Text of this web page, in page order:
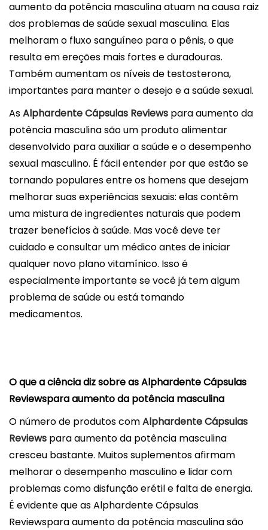
aumento da potência masculina atuam na causa raiz
dos problemas de saúde sexual masculina. Elas
melhoram o fluxo sanguíneo para o pênis, o que
resulta em ereções mais fortes e duradouras.
Também aumentam os níveis de testosterona,
importantes para manter o desejo e a saúde sexual.
AsAlphardente Cápsulas Reviews para aumento da
potência masculina são um produto alimentar
desenvolvido para auxiliar a saúde e o desempenho
sexual masculino. É fácil entender por que estão se
tornando populares entre os homens que desejam
melhorar suas experiências sexuais: elas contêm
uma mistura de ingredientes naturais que podem
trazer benefícios à saúde. Mas você deve ter
cuidado e consultar um médico antes de iniciar
qualquer novo plano vitamínico. Isso é
especialmente importante se você já tem algum
problema de saúde ou está tomando
medicamentos.
O que a ciência diz sobre as Alphardente Cápsulas
Reviewspara aumento da potência masculina
O número de produtos comAlphardente Cápsulas
Reviews para aumento da potência masculina
cresceu bastante. Muitos suplementos afirmam
melhorar o desempenho masculino e lidar com
problemas como disfunção erétil e falta de energia.
É evidente que as Alphardente Cápsulas
Reviewspara aumento da potência masculina são